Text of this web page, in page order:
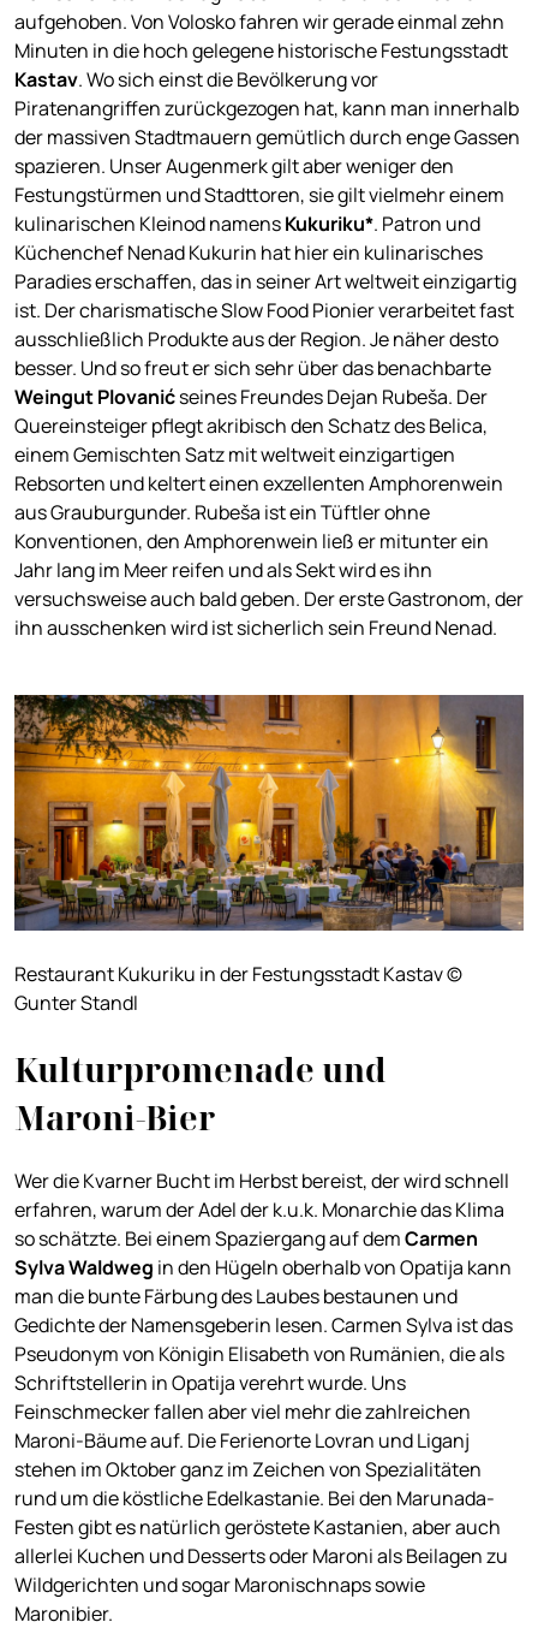
aufgehoben. Von Volosko fahren wir gerade einmal zehn
Minuten in die hoch gelegene historische Festungsstadt
Kastav. Wo sich einst die Bevölkerung vor
Piratenangriffen zurückgezogen hat, kann man innerhalb
der massiven Stadtmauern gemütlich durch enge Gassen
spazieren. Unser Augenmerk gilt aber weniger den
Festungstürmen und Stadttoren, sie gilt vielmehr einem
kulinarischen Kleinod namensKukuriku*. Patron und
Küchenchef Nenad Kukurin hat hier ein kulinarisches
Paradies erschaffen, das in seiner Art weltweit einzigartig
ist. Der charismatische Slow Food Pionier verarbeitet fast
ausschließlich Produkte aus der Region. Je näher desto
besser. Und so freut er sich sehr über das benachbarte
Weingut Plovanićseines Freundes Dejan Rubeša. Der
Quereinsteiger pflegt akribisch den Schatz des Belica,
einem Gemischten Satz mit weltweit einzigartigen
Rebsorten und keltert einen exzellenten Amphorenwein
aus Grauburgunder. Rubeša ist ein Tüftler ohne
Konventionen, den Amphorenwein ließ er mitunter ein
Jahr lang im Meer reifen und als Sekt wird es ihn
versuchsweise auch bald geben. Der erste Gastronom, der
ihn ausschenken wird ist sicherlich sein Freund Nenad.
Restaurant Kukuriku in der Festungsstadt Kastav ©
Gunter Standl
Kulturpromenade und
Maroni-Bier
Wer die Kvarner Bucht im Herbst bereist, der wird schnell
erfahren, warum der Adel der k.u.k. Monarchie das Klima
so schätzte. Bei einem Spaziergang auf demCarmen
Sylva Waldweg in den Hügeln oberhalb von Opatija kann
man die bunte Färbung des Laubes bestaunen und
Gedichte der Namensgeberin lesen. Carmen Sylva ist das
Pseudonym von Königin Elisabeth von Rumänien, die als
Schriftstellerin in Opatija verehrt wurde. Uns
Feinschmecker fallen aber viel mehr die zahlreichen
Maroni-Bäume auf. Die Ferienorte Lovran und Liganj
stehen im Oktober ganz im Zeichen von Spezialitäten
rund um die köstliche Edelkastanie. Bei den Marunada-
Festen gibt es natürlich geröstete Kastanien, aber auch
allerlei Kuchen und Desserts oder Maroni als Beilagen zu
Wildgerichten und sogar Maronischnaps sowie
Maronibier.